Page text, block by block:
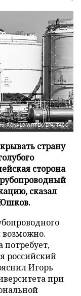
RONALD WITTEK/EPA/ТАСС
страну
сторона
сказал
Юшков.
возможно.
потребует,
российский
Игорь
при